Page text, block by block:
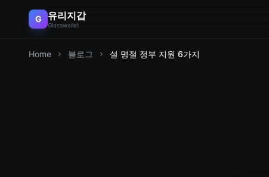
G 유리지갑
Glasswallet
Home 블로그 설 명절 정부 지원 6가지